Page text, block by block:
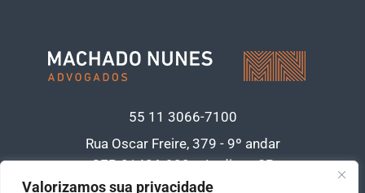
Valorizamos sua privacidade
55 11 3066-7100
Rua Oscar Freire, 379 - 9º andar
CEP 01426-900 • Jardins - SP
Acesse nossa política de privacidade de